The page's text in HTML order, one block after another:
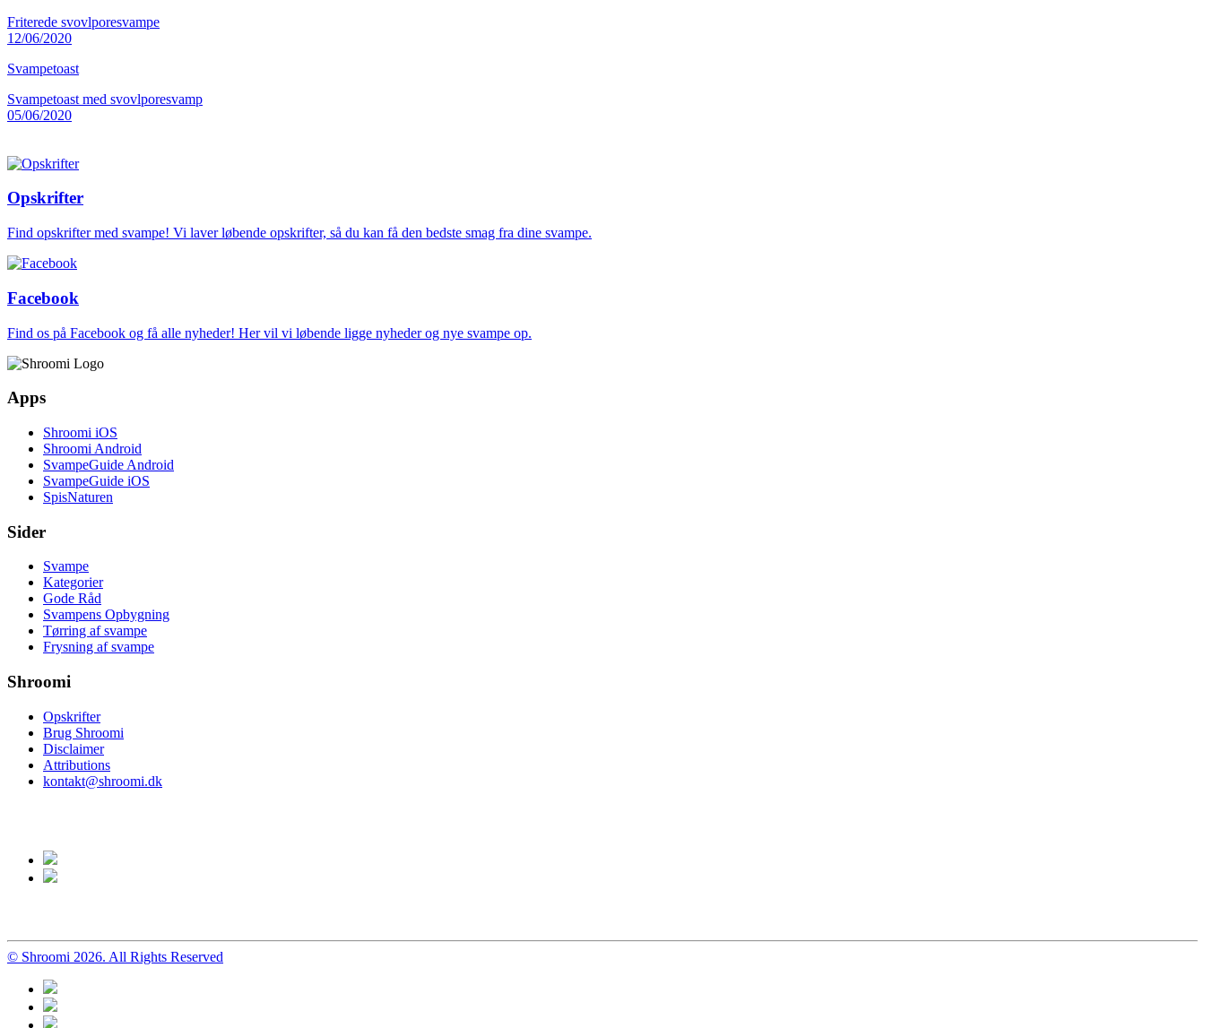
Friterede svovlporesvampe
12/06/2020
Svampetoast
Svampetoast med svovlporesvamp
05/06/2020
Opskrifter
Find opskrifter med svampe! Vi laver løbende opskrifter, så du kan få den bedste smag fra dine svampe.
Facebook
Find os på Facebook og få alle nyheder! Her vil vi løbende ligge nyheder og nye svampe op.
Apps
Shroomi iOS
Shroomi Android
SvampeGuide Android
SvampeGuide iOS
SpisNaturen
Sider
Svampe
Kategorier
Gode Råd
Svampens Opbygning
Tørring af svampe
Frysning af svampe
Shroomi
Opskrifter
Brug Shroomi
Disclaimer
Attributions
kontakt@shroomi.dk
© Shroomi 2026. All Rights Reserved